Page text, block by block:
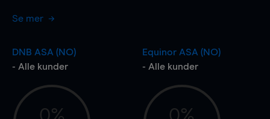
Se mer
DNB ASA (NO)
- Alle kunder
Equinor ASA (NO)
- Alle kunder